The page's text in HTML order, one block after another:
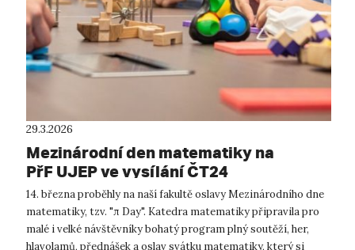
29.3.2026
Mezinárodní den matematiky na
PřF UJEP ve vysílání ČT24
14. března proběhly na naší fakultě oslavy Mezinárodního dne
matematiky, tzv. "π Day". Katedra matematiky připravila pro
malé i velké návštěvníky bohatý program plný soutěží, her,
hlavolamů, přednášek a oslav svátku matematiky, který si